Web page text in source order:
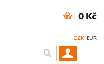
CZK EUR
0 Kč